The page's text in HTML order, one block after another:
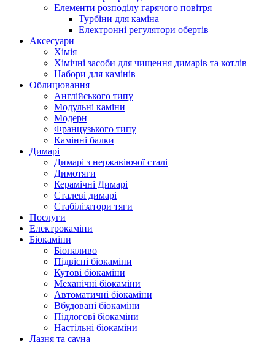
Елементи розподілу гарячого повітря
Турбіни для каміна
Електронні регулятори обертів
Аксесуари
Хімія
Хімічні засоби для чищення димарів та котлів
Набори для камінів
Облицювання
Англійського типу
Модульні каміни
Модерн
Французького типу
Камінні балки
Димарі
Димарі з нержавіючої сталі
Димотяги
Керамічні Димарі
Сталеві димарі
Стабілізатори тяги
Послуги
Електрокаміни
Біокаміни
Біопаливо
Підвісні біокаміни
Кутові біокаміни
Механічні біокаміни
Автоматичні біокаміни
Вбудовані біокаміни
Підлогові біокаміни
Настільні біокаміни
Лазня та сауна